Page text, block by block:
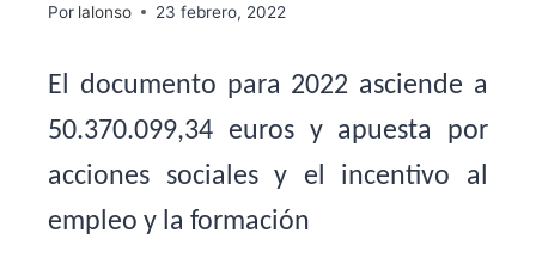
Por lalonso 23 febrero, 2022
El documento para 2022 asciende a
50.370.099,34 euros y apuesta por
acciones sociales y el incentivo al
empleo y la formación